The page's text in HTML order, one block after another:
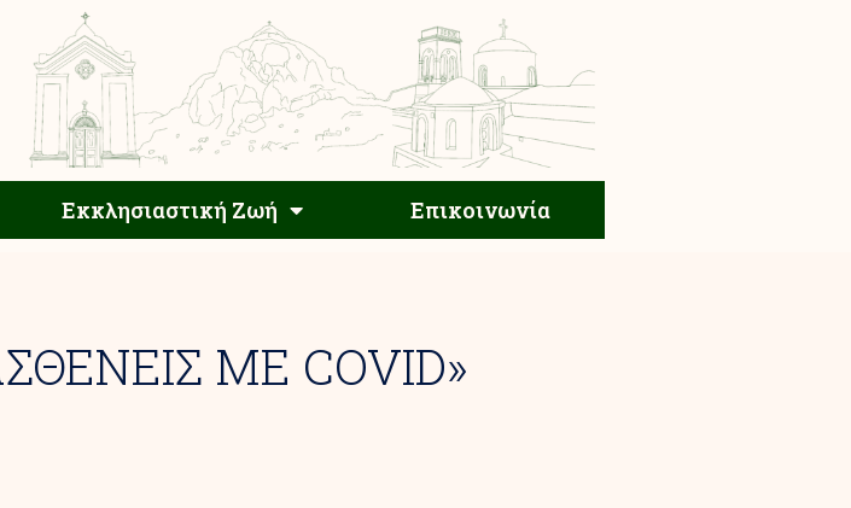
Εκκλησιαστική Ζωή Επικοινωνία
Αρχιεπισκοπή Εκκλησιαστική Ζωή Επικοινωνία
ΜΕ COVID»